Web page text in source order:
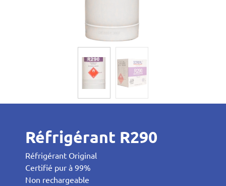
Réfrigérant R290
Réfrigérant Original
Certifié pur à 99%
Non rechargeable